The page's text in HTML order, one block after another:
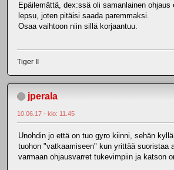
Epäilemättä, dex:ssä oli samanlainen ohjaus
lepsu, joten pitäisi saada paremmaksi.
Osaa vaihtoon niin sillä korjaantuu.
Tiger II
jperala
10.06.17 - klo: 11.45
Unohdin jo että on tuo gyro kiinni, sehän
tuohon "vatkaamiseen" kun yrittää suoristaa
varmaan ohjausvarret tukevimpiin ja katson